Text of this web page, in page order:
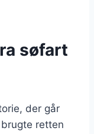
søfart
der går
retten